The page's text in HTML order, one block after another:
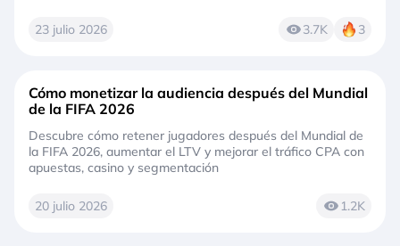
23 julio 2026 3.7K 3
Cómo monetizar la audiencia después del Mundial
de la FIFA 2026
Descubre cómo retener jugadores después del Mundial de
la FIFA 2026, aumentar el LTV y mejorar el tráfico CPA con
apuestas, casino y segmentación
20 julio 2026 1.2K